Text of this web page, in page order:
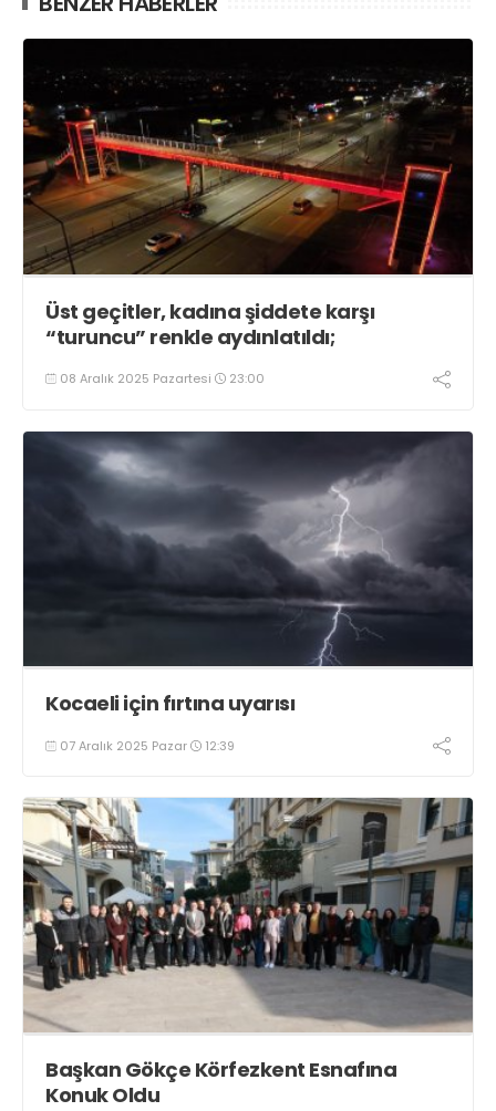
Üst geçitler, kadına şiddete karşı
“turuncu” renkle aydınlatıldı;
08 Aralık 2025 Pazartesi 23:00
Kocaeli için fırtına uyarısı
07 Aralık 2025 Pazar 12:39
Başkan Gökçe Körfezkent Esnafına
Konuk Oldu